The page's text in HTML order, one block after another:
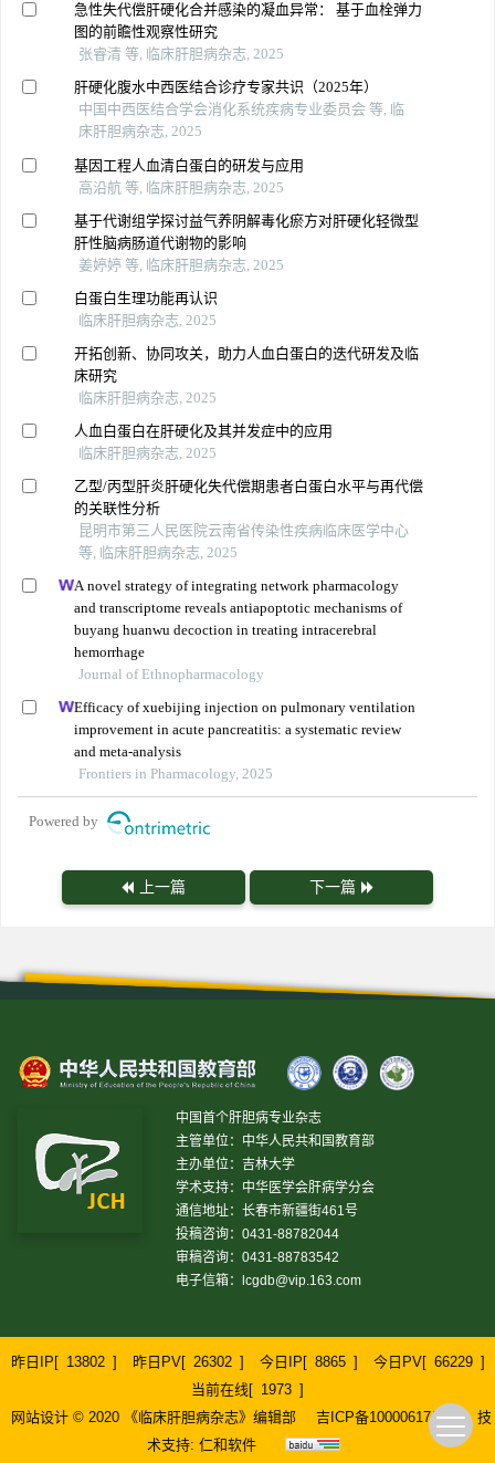
急性失代偿肝硬化合并感染的凝血异常： 基于血栓弹力
图的前瞻性观察性研究
张睿清 等, 临床肝胆病杂志, 2025
肝硬化腹水中西医结合诊疗专家共识（2025年）
中国中西医结合学会消化系统疾病专业委员会 等, 临
床肝胆病杂志, 2025
基因工程人血清白蛋白的研发与应用
高沿航 等, 临床肝胆病杂志, 2025
基于代谢组学探讨益气养阴解毒化瘀方对肝硬化轻微型
肝性脑病肠道代谢物的影响
姜婷婷 等, 临床肝胆病杂志, 2025
白蛋白生理功能再认识
临床肝胆病杂志, 2025
开拓创新、协同攻关，助力人血白蛋白的迭代研发及临
床研究
临床肝胆病杂志, 2025
人血白蛋白在肝硬化及其并发症中的应用
临床肝胆病杂志, 2025
乙型/丙型肝炎肝硬化失代偿期患者白蛋白水平与再代偿
的关联性分析
昆明市第三人民医院云南省传染性疾病临床医学中心
等, 临床肝胆病杂志, 2025
A novel strategy of integrating network pharmacology
and transcriptome reveals antiapoptotic mechanisms of
buyang huanwu decoction in treating intracerebral
hemorrhage
Journal of Ethnopharmacology
Efficacy of xuebijing injection on pulmonary ventilation
improvement in acute pancreatitis: a systematic review
and meta-analysis
Frontiers in Pharmacology, 2025
Powered by
上一篇 下一篇
中国首个肝胆病专业杂志
主管单位：中华人民共和国教育部
主办单位：吉林大学
学术支持：中华医学会肝病学分会
通信地址：长春市新疆街461号
投稿咨询：0431-88782044
审稿咨询：0431-88783542
电子信箱：
lcgdb@vip.163.com
昨日IP[ 13802 ] 昨日PV[ 26302 ] 今日IP[ 8865 ] 今日PV[ 66229 ]
当前在线[ 1973 ]
网站设计 © 2020 《临床肝胆病杂志》编辑部
吉ICP备10000617号-1
技
术支持: 仁和软件